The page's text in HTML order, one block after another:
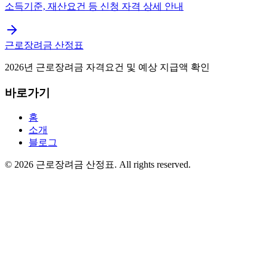
소득기준, 재산요건 등 신청 자격 상세 안내
근로장려금 산정표
2026년 근로장려금 자격요건 및 예상 지급액 확인
바로가기
홈
소개
블로그
© 2026 근로장려금 산정표. All rights reserved.